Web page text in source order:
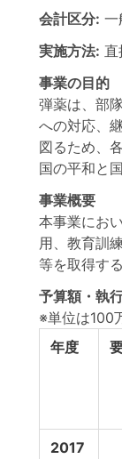
会計区分: 一
実施方法:
事業の目的
弾薬は、部
への対応、
図るため、
国の平和と
事業概要
本事業にお
用、教育訓
等を取得す
予算額・執
※単位は100
年度
2017